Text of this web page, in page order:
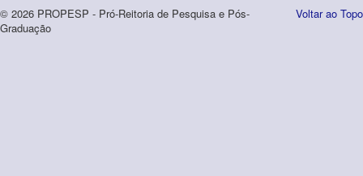
Voltar ao Topo
© 2026 PROPESP - Pró-Reitoria de Pesquisa e Pós-
Graduação